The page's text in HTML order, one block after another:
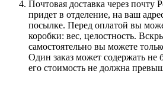
Почтовая доставка через почту
придет в отделение, на ваш
посылке. Перед оплатой вы
коробки: вес, целостность.
самостоятельно вы можете
Один заказ может содержать не
его стоимость не должна